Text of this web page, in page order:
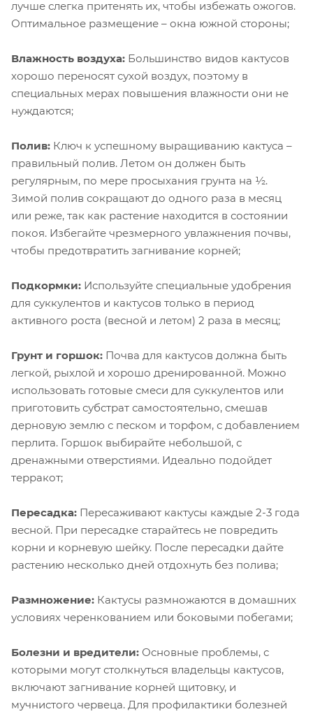
лучше слегка притенять их, чтобы избежать ожогов.
Оптимальное размещение – окна южной стороны;
Влажность воздуха: Большинство видов кактусов
хорошо переносят сухой воздух, поэтому в
специальных мерах повышения влажности они не
нуждаются;
Полив: Ключ к успешному выращиванию кактуса –
правильный полив. Летом он должен быть
регулярным, по мере просыхания грунта на ½.
Зимой полив сокращают до одного раза в месяц
или реже, так как растение находится в состоянии
покоя. Избегайте чрезмерного увлажнения почвы,
чтобы предотвратить загнивание корней;
Подкормки: Используйте специальные удобрения
для суккулентов и кактусов только в период
активного роста (весной и летом) 2 раза в месяц;
Грунт и горшок: Почва для кактусов должна быть
легкой, рыхлой и хорошо дренированной. Можно
использовать готовые смеси для суккулентов или
приготовить субстрат самостоятельно, смешав
дерновую землю с песком и торфом, с добавлением
перлита. Горшок выбирайте небольшой, с
дренажными отверстиями. Идеально подойдет
терракот;
Пересадка: Пересаживают кактусы каждые 2-3 года
весной. При пересадке старайтесь не повредить
корни и корневую шейку. После пересадки дайте
растению несколько дней отдохнуть без полива;
Размножение: Кактусы размножаются в домашних
условиях черенкованием или боковыми побегами;
Болезни и вредители: Основные проблемы, с
которыми могут столкнуться владельцы кактусов,
включают загнивание корней щитовку, и
мучнистого червеца. Для профилактики болезней